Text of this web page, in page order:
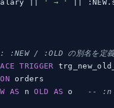
||
' → '
:NEW / :OLD の別名を定義
TRIGGER
ON
AS n OLD AS o
-- :n